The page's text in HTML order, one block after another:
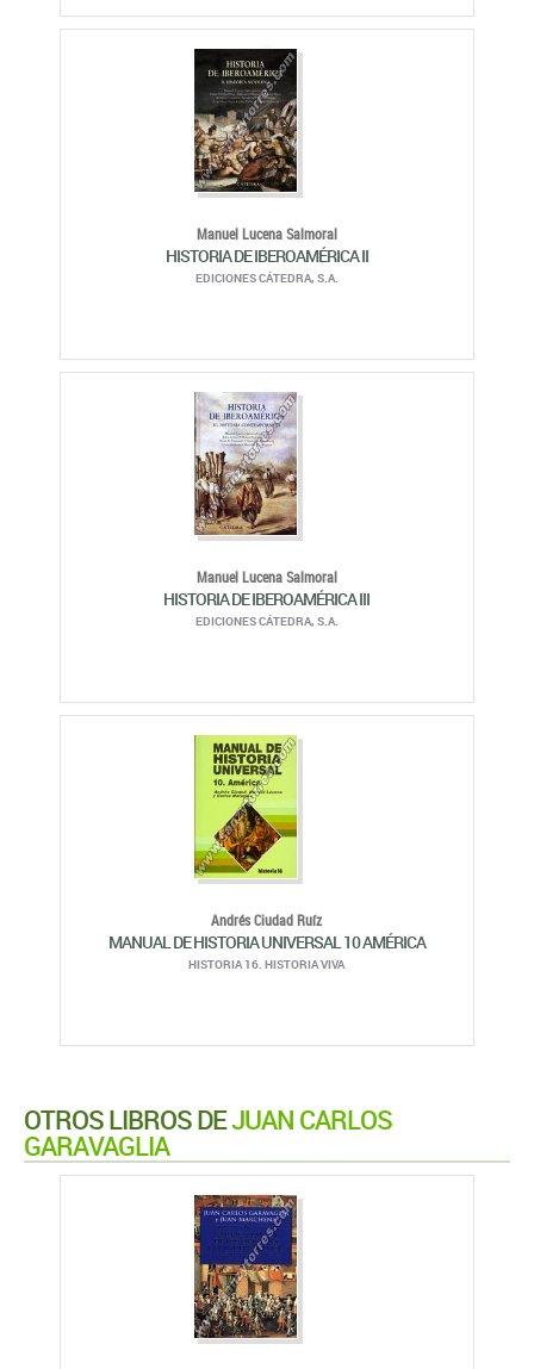
Manuel Lucena Salmoral
HISTORIA DE IBEROAMÉRICA II
EDICIONES CÁTEDRA, S.A.
Manuel Lucena Salmoral
HISTORIA DE IBEROAMÉRICA III
EDICIONES CÁTEDRA, S.A.
Andrés Ciudad Ruíz
MANUAL DE HISTORIA UNIVERSAL 10 AMÉRICA
HISTORIA 16. HISTORIA VIVA
OTROS LIBROS DEJUAN CARLOS
GARAVAGLIA